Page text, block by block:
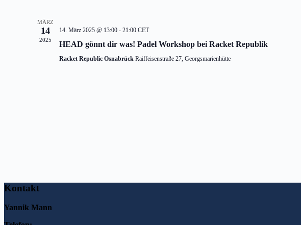
MÄRZ
14
2025
14. März 2025 @ 13:00- 21:00 CET
HEAD gönnt dir was! Padel Workshop bei Racket Republik
Racket Republic Osnabrück Raiffeisenstraße 27, Georgsmarienhütte
Kontakt
Yannik Mann